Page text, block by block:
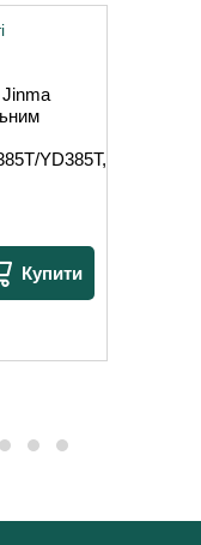
Jinma
YD385T,
Купити